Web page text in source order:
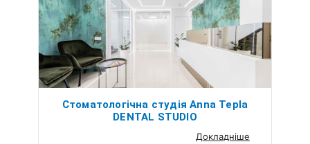
Cтоматологічна студія Anna Tepla
DENTAL STUDIO
Докладніше